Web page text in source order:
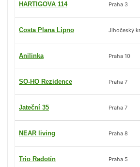
HARTIGOVA 114 Praha 3
Costa Plana Lipno Jihočeský
Anilinka Praha 10
SO-HO Rezidence Praha 7
Jateční 35 Praha 7
NEAR living Praha 8
Trio Radotín Praha 5